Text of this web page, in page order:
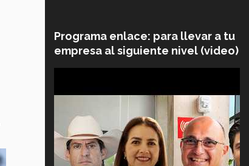
Programa enlace: para llevar a tu
empresa al siguiente nivel (video)